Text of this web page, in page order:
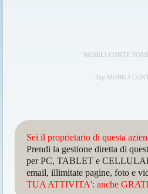
MOBILI CONTE
Tag MOBILI
Sei il proprietario di questa
Prendi la gestione diretta di
per PC, TABLET e
email, illimitate pagine, foto e
TUA ATTIVITA': anche